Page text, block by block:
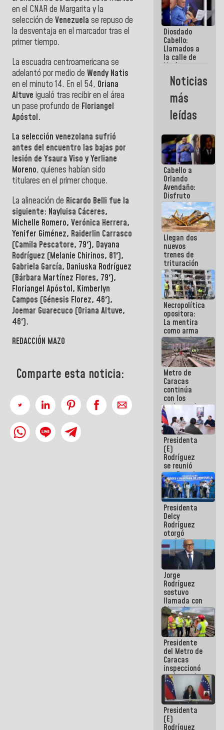
en el CNAR de Margarita y la
selección de Venezuela se repuso de
la desventaja en el marcador tras el
primer tiempo.
La escuadra centroamericana se
adelantó por medio de Wendy Natis
en el minuto 14. En el 54, Oriana
Altuve igualó tras recibir en el área
un pase profundo de Floriangel
Apóstol.
La selección venezolana sufrió
antes del encuentro las bajas por
lesión de Ysaura Viso y Yerliane
Moreno, quienes habían sido
titulares en el primer choque.
La alineación de Ricardo Belli fue la
siguiente: Nayluisa Cáceres,
Michelle Romero, Verónica Herrera,
Yenifer Giménez, Raiderlin Carrasco
(Camila Pescatore, 79′), Dayana
Rodríguez (Melanie Chirinos, 81′),
Gabriela García, Daniuska Rodríguez
(Bárbara Martínez Flores, 79′),
Floriangel Apóstol, Kimberlyn
Campos (Génesis Florez, 46′),
Joemar Guarecuco (Oriana Altuve,
46′).
REDACCIÓN MAZO
Comparte esta noticia:
¿Quién le
puede creer?
¿Y la gente
que ella iba
a salvar en
La Guaira?
Diosdado
Cabello:
Llamados a
la calle de
María
Machado se
estrellaron
de frente
contra el
Pueblo
Noticias
más
leídas
Cabello a
Orlando
Avendaño:
Disfruto
cada vez
que escribes
porque lo
que haces
es
embarrarla
Llegan dos
nuevos
trenes de
trituración
para
optimizar
manejo de
escombros
en La Guaira
Necropolítica
opositora:
La mentira
como arma
contra el
Pueblo
Metro de
Caracas
continúa
con los
trabajos de
mantenimiento
e inspección
en la Línea 2
Presidenta
(E)
Rodríguez
se reunió
con Estado
Mayor
Eléctrico
para
abordar
planes de
acción
Presidenta
Delcy
Rodríguez
otorgó
medalla
"Héroe de
Venezuela"
a servidores
públicos
Jorge
Rodríguez
sostuvo
llamada con
Dinorah
Figuera y
acuerdan
primer
encuentro
presencial
para el
diálogo
Presidente
del Metro de
Caracas
inspeccionó
trabajos de
rehabilitación
y
modernización
de la vía
férrea
Presidenta
(E)
Rodríguez